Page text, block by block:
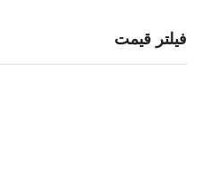
فیلتر قیمت